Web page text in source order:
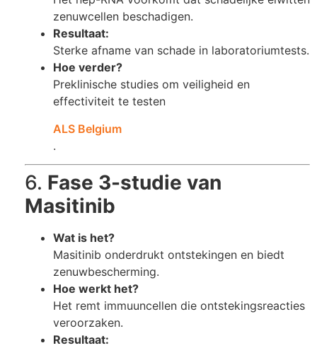
zenuwcellen beschadigen.
Resultaat:
Sterke afname van schade in laboratoriumtests.
Hoe verder?
Preklinische studies om veiligheid en
effectiviteit te testen​
ALS Belgium
.
6. Fase 3-studie van
Masitinib
Wat is het?
Masitinib onderdrukt ontstekingen en biedt
zenuwbescherming.
Hoe werkt het?
Het remt immuuncellen die ontstekingsreacties
veroorzaken.
Resultaat: